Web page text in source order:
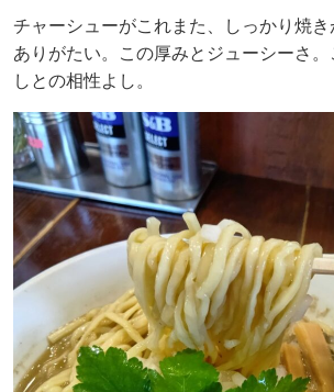
チャーシューがこれまた、しっかり焼
ありがたい。この厚みとジューシーさ
しとの相性よし。